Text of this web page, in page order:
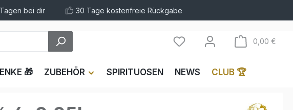
bei dir 30 Tage kostenfreie Rückgabe
0,00 €
🎁 ZUBEHÖR SPIRITUOSEN NEWS CLUB 🏆